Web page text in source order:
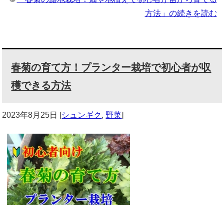
方法」の続きを読む
春菊の育て方！プランター栽培で初心者が収
穫できる方法
2023年8月25日 [シュンギク, 野菜]